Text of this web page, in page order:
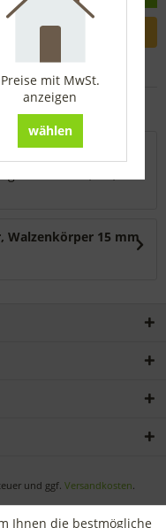
für Lack-, Öl-,
Walzenkörper 15 mm
und ggf. Versandkosten.
Ihnen die bestmögliche
Preise mit MwSt.
anzeigen
wählen